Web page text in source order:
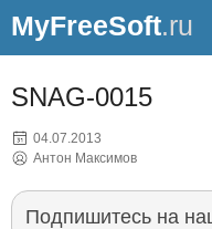
MyFreeSoft.ru
SNAG-0015
04.07.2013
Антон Максимов
Подпишитесь на